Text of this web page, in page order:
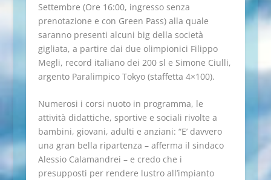
Settembre (Ore 16:00, ingresso senza
prenotazione e con Green Pass) alla quale
saranno presenti alcuni big della società
gigliata, a partire dai due olimpionici Filippo
Megli, record italiano dei 200 sl e Simone Ciulli,
argento Paralimpico Tokyo (staffetta 4×100).
Numerosi i corsi nuoto in programma, le
attività didattiche, sportive e sociali rivolte a
bambini, giovani, adulti e anziani: “E’ davvero
una gran bella ripartenza – afferma il sindaco
Alessio Calamandrei – e credo che i
presupposti per rendere lustro all’impianto